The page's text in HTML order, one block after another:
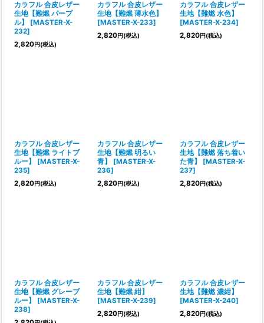
カラフル 合皮レザー
生地【難燃 パープ
ル】
[MASTER-X-
232]
2,820円(税込)
カラフル 合皮レザー
生地【難燃 薄水色】
[MASTER-X-233]
2,820円(税込)
カラフル 合皮レザー
生地【難燃 水色】
[MASTER-X-234]
2,820円(税込)
カラフル 合皮レザー
生地【難燃 ライトブ
ルー】
[MASTER-X-
235]
2,820円(税込)
カラフル 合皮レザー
生地【難燃 明るい
青】
[MASTER-X-
236]
2,820円(税込)
カラフル 合皮レザー
生地【難燃 落ち着い
た青】
[MASTER-X-
237]
2,820円(税込)
カラフル 合皮レザー
生地【難燃 グレーブ
ルー】
[MASTER-X-
238]
カラフル 合皮レザー
生地【難燃 紺】
[MASTER-X-239]
2,820円(税込)
カラフル 合皮レザー
生地【難燃 濃紺】
[MASTER-X-240]
2,820円(税込)